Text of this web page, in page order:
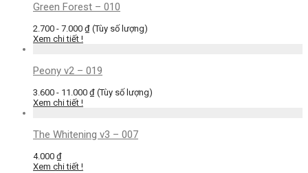
Green Forest – 010
2.700 - 7.000 ₫ (Tùy số lượng)
Xem chi tiết !
Peony v2 – 019
3.600 - 11.000 ₫ (Tùy số lượng)
Xem chi tiết !
The Whitening v3 – 007
4.000 ₫
Xem chi tiết !